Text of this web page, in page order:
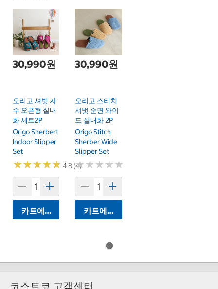
30,990원
오리고 셔벗 자
수 오픈형 실내
화 세트2P
Origo Sherbert
Indoor Slipper
Set
★★★★★
★★★★★ 4.8 (4)
카트에 담기
30,990원
오리고 스티치
셔벗 순면 와이
드 실내화 2P
Origo Stitch
Sherber Wide
Slipper Set
★★★★★
★★★★★
카트에 담기
코스트코 고객센터